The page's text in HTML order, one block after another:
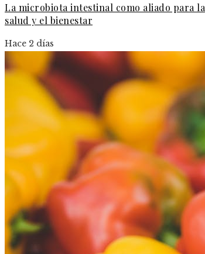
La microbiota intestinal como aliado para la
salud y el bienestar
Hace 2 días